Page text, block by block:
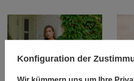
Konfiguration der